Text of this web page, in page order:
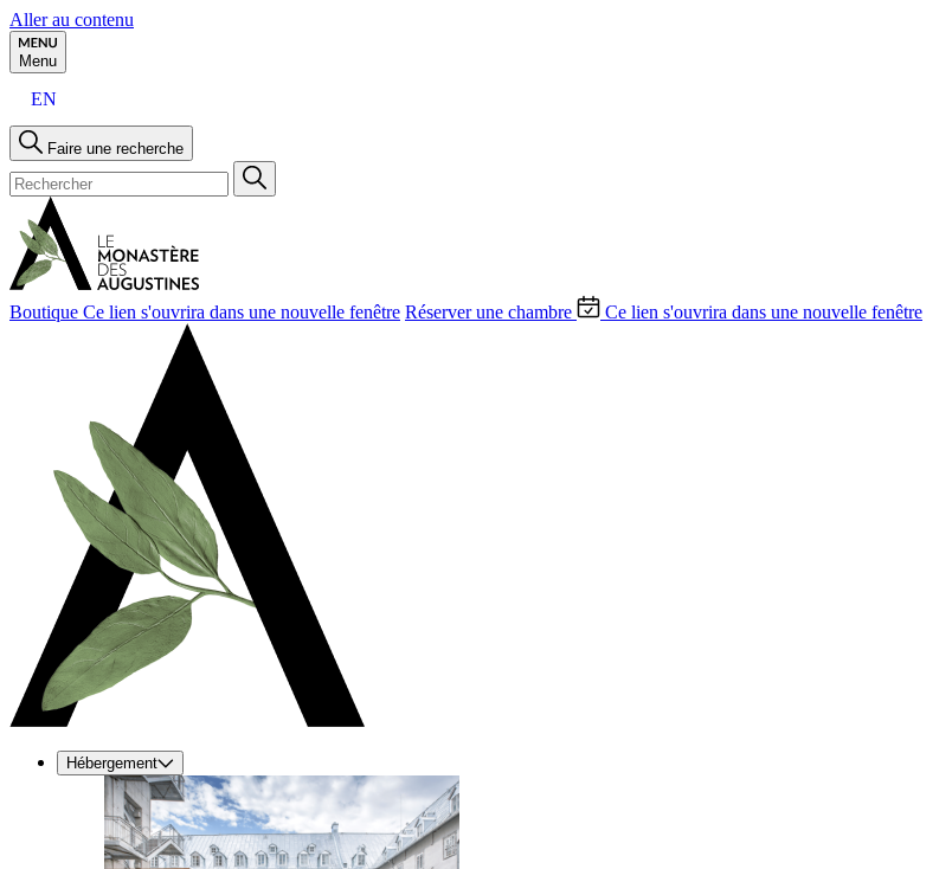
Aller au contenu
Menu
EN
Faire une recherche
Boutique Ce lien s'ouvrira dans une nouvelle fenêtre Réserver une chambre Ce lien s'ouvrira dans une nouvelle fenêtre
Hébergement